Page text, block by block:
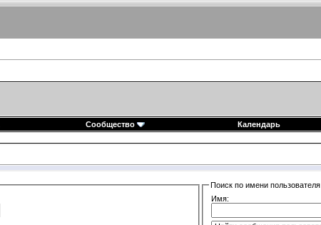
Сообщество Календарь
Поиск по имени пользователя
Имя: